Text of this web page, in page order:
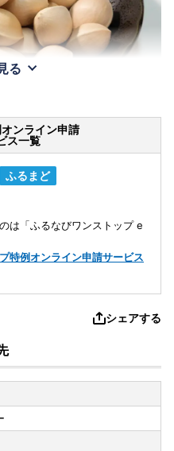
る
ンライン申請
ス一覧
ふるまど
は「ふるなびワンストップ e
特例オンライン申請サービス
シェアする